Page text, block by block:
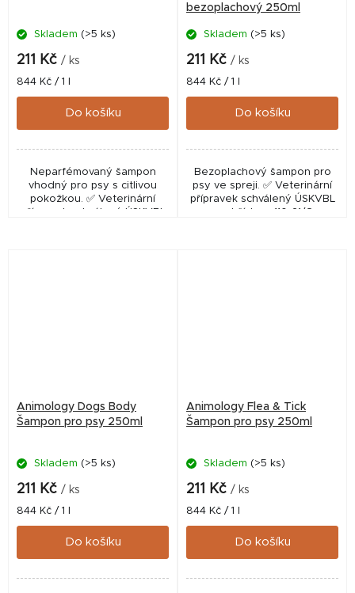
Skladem (>5 ks)
211 Kč / ks
Měrná
cena:
844 Kč / 1 l
Do košíku
Neparfémovaný šampon
vhodný pro psy s citlivou
pokožkou. ✅ Veterinární
bezoplachový 250ml
Skladem (>5 ks)
211 Kč / ks
Měrná
cena:
844 Kč / 1 l
Do košíku
Bezoplachový šampon pro
psy ve spreji. ✅ Veterinární
přípravek schválený ÚSKVBL
Animology Dogs Body
Šampon pro psy 250ml
Skladem (>5 ks)
211 Kč / ks
Měrná
cena:
844 Kč / 1 l
Do košíku
Animology Flea & Tick
Šampon pro psy 250ml
Skladem (>5 ks)
211 Kč / ks
Měrná
cena:
844 Kč / 1 l
Do košíku